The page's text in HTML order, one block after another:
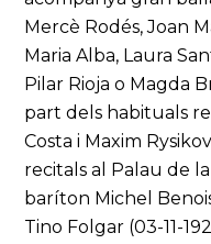
Mercè Rodés, Joan
Maria Alba, Laura
Pilar Rioja o Magda
part dels habituals
Costa i Maxim
recitals al Palau de
baríton Michel
Tino Folgar (03-11-